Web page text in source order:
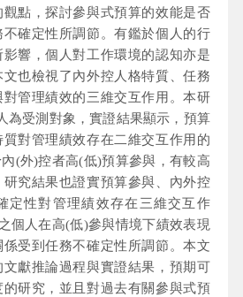
點，探討參與式預算的效能是否
確定性所調節。有鑑於個人的行
響，個人對工作環境的認知亦是
也檢視了內外控人格特質、任務
管理績效的三維交互作用。本研
為受測對象，實證結果顯示，預算
對管理績效存在二維交互作用的
(外)控者高(低)預算參與，有較高
究結果也證實預算參與、內外控
定性對管理績效存在三維交互作
個人在高(低)參與情境下績效表現
受到任務不確定性所調節。本文
獻推論過程與實證結果，預期可
的研究，並且對過去有關參與式預